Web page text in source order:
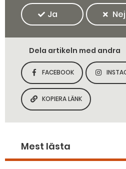
Ja Nej
Dela artikeln med andra
DELA SIDAN PÅ
FACEBOOK
KOPIERA SIDANS LÄNK
KOPIERA LÄNK
Mest lästa